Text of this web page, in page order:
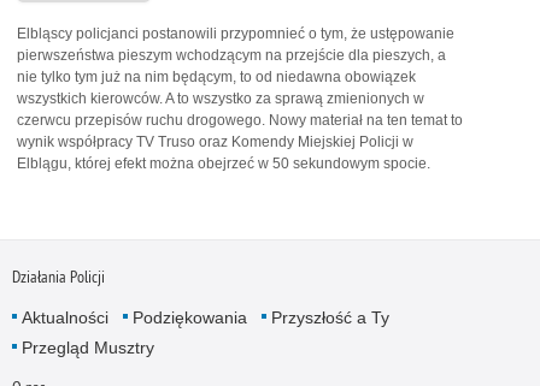
Elbląscy policjanci postanowili przypomnieć o tym, że ustępowanie
pierwszeństwa pieszym wchodzącym na przejście dla pieszych, a
nie tylko tym już na nim będącym, to od niedawna obowiązek
wszystkich kierowców. A to wszystko za sprawą zmienionych w
czerwcu przepisów ruchu drogowego. Nowy materiał na ten temat to
wynik współpracy TV Truso oraz Komendy Miejskiej Policji w
Elblągu, której efekt można obejrzeć w 50 sekundowym spocie.
Działania Policji
Aktualności Podziękowania
Przyszłość a Ty
Przegląd Musztry